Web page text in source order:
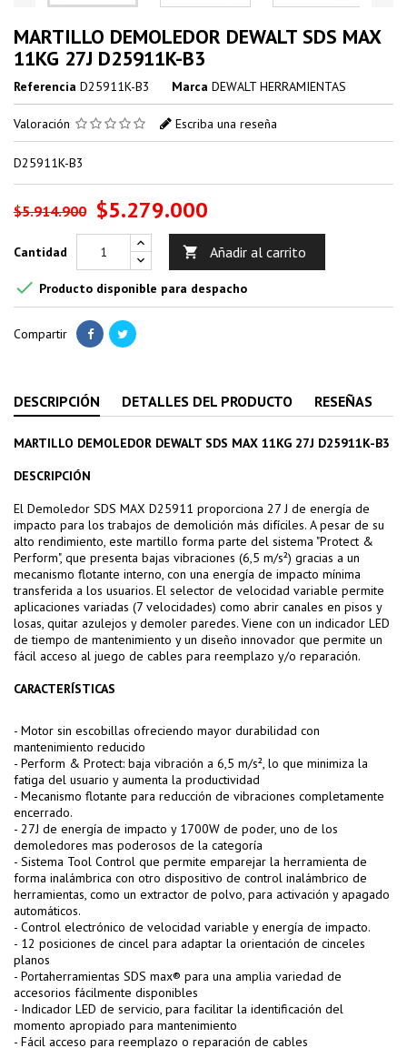
MARTILLO DEMOLEDOR DEWALT SDS MAX
11KG 27J D25911K-B3
Referencia D25911K-B3 Marca DEWALT HERRAMIENTAS
Valoración Escriba una reseña
D25911K-B3
$5.914.900 $5.279.000
Cantidad  Añadir al carrito
 Producto disponible para despacho
Compartir
DESCRIPCIÓN DETALLES DEL PRODUCTO RESEÑAS
MARTILLO DEMOLEDOR DEWALT SDS MAX 11KG 27J D25911K-B3
DESCRIPCIÓN
El Demoledor SDS MAX D25911 proporciona 27 J de energía de
impacto para los trabajos de demolición más difíciles. A pesar de su
alto rendimiento, este martillo forma parte del sistema "Protect &
Perform", que presenta bajas vibraciones (6,5 m/s²) gracias a un
mecanismo flotante interno, con una energía de impacto mínima
transferida a los usuarios. El selector de velocidad variable permite
aplicaciones variadas (7 velocidades) como abrir canales en pisos y
losas, quitar azulejos y demoler paredes. Viene con un indicador LED
de tiempo de mantenimiento y un diseño innovador que permite un
fácil acceso al juego de cables para reemplazo y/o reparación.
CARACTERÍSTICAS
- Motor sin escobillas ofreciendo mayor durabilidad con
mantenimiento reducido
- Perform & Protect: baja vibración a 6,5 ​​m/s², lo que minimiza la
fatiga del usuario y aumenta la productividad
- Mecanismo flotante para reducción de vibraciones completamente
encerrado.
- 27J de energía de impacto y 1700W de poder, uno de los
demoledores mas poderosos de la categoría
- Sistema Tool Control que permite emparejar la herramienta de
forma inalámbrica con otro dispositivo de control inalámbrico de
herramientas, como un extractor de polvo, para activación y apagado
automáticos.
- Control electrónico de velocidad variable y energía de impacto.
- 12 posiciones de cincel para adaptar la orientación de cinceles
planos
- Portaherramientas SDS max® para una amplia variedad de
accesorios fácilmente disponibles
- Indicador LED de servicio, para facilitar la identificación del
momento apropiado para mantenimiento
- Fácil acceso para reemplazo o reparación de cables